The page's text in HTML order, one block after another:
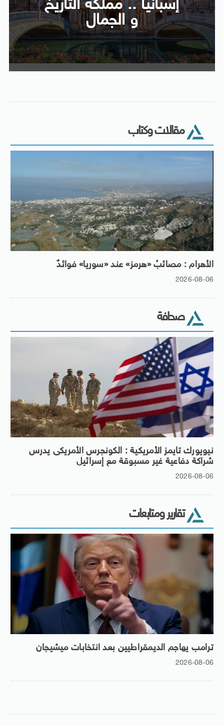
إسبانيا .. مملكة التاريخ
و الجمال
مقالات وكتاب
الأهرام : مصائبُ «هرمز» عند «سوريا» فوائدٌ
2026-08-06
صحافة
نيويورك تايمز الأمريكية : الكونجرس الأمريكى يدرس
شراكة دفاعية غير مسبوقة مع إسرائيل
2026-08-06
تقارير ومتابعات
ترامب يهاجم الديمقراطيين بعد انتخابات ميشيجان
2026-08-06